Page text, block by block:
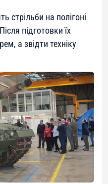
стрільби на полігоні
підготовки їх
а звідти техніку